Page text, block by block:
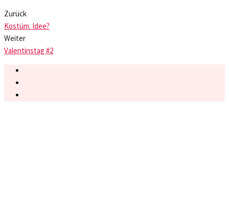
Zurück
Kostüm. Idee?
Weiter
Valentinstag #2